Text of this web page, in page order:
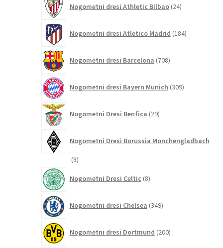
Nogometni dresi Athletic Bilbao 24izdelkov
Nogometni dresi Atletico Madrid 184izdelkov
Nogometni dresi Barcelona 708izdelkov
Nogometni dresi Bayern Munich 309izdelkov
Nogometni Dresi Benfica 29izdelkov
Nogometni Dresi Borussia Monchengladbach
88
Nogometni Dresi Celtic 8izdelkov
Nogometni dresi Chelsea 349izdelkov
Nogometni dresi Dortmund 200izdelkov